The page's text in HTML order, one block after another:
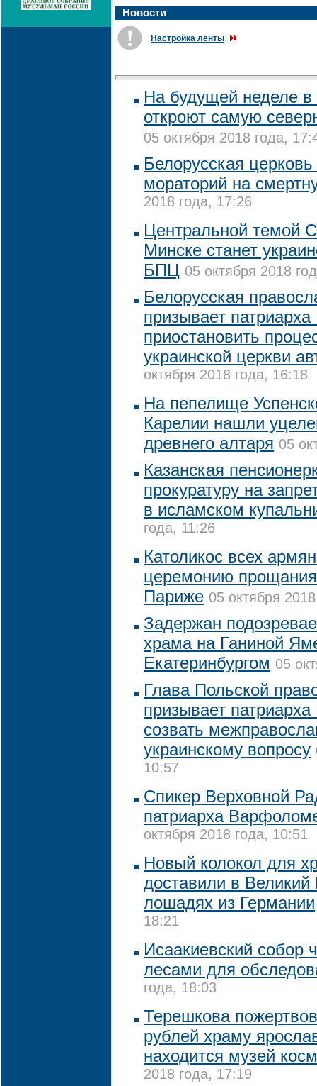
Новости
Настройка ленты
На будущей неделе в
откроют самую
05 октября 2018 года,
Белорусская
мораторий на
2018 года, 17:26
Центральной темой
Минске станет
БПЦ 05 октября 2018
Белорусская
призывает
приостановить
украинской церкви
октября 2018 года, 16:18
На пепелище
Карелии нашли
древнего алтаря 05
Казанская
прокуратуру на
в исламском
года, 11:26
Католикос всех
церемонию
Париже 05 октября
Задержан
храма на Ганиной
Екатеринбургом 05
Глава Польской
призывает
созвать
украинскому вопросу
10:57
Спикер Верховной
патриарха
октября 2018 года, 10:51
Новый колокол для
доставили в Великий
лошадях из Германии
18:21
Исаакиевский собор
лесами для
года, 18:03
Терешкова
рублей храму
находится музей
2018 года, 17:19